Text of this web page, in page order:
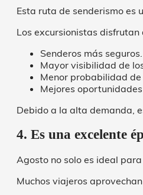
Esta ruta de senderismo es
Los excursionistas disfrutan
Senderos más seguros.
Mayor visibilidad de
Menor probabilidad de
Mejores
Debido a la alta demanda,
4. Es una excelente
Agosto no solo es ideal
Muchos viajeros